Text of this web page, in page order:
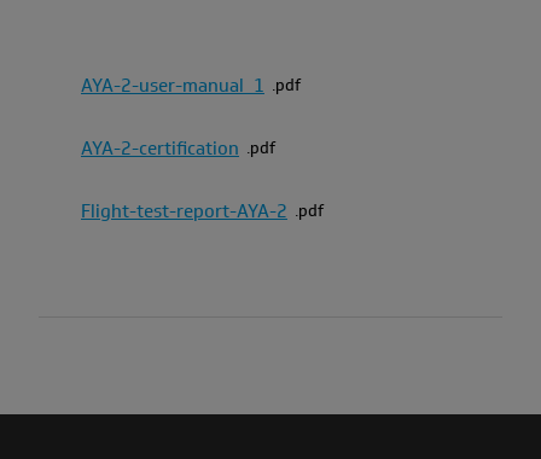
AYA-2-user-manual_1 pdf
AYA-2-certification pdf
Flight-test-report-AYA-2 pdf